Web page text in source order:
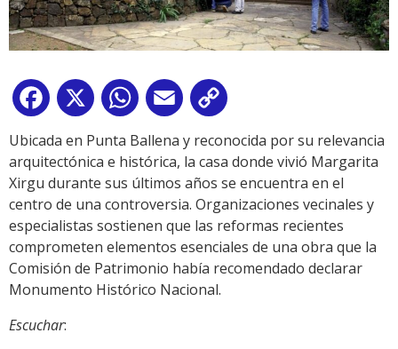
Facebook
X WhatsApp
Email
Link
Ubicada en Punta Ballena y reconocida por su relevancia
arquitectónica e histórica, la casa donde vivió Margarita
Xirgu durante sus últimos años se encuentra en el
centro de una controversia. Organizaciones vecinales y
especialistas sostienen que las reformas recientes
comprometen elementos esenciales de una obra que la
Comisión de Patrimonio había recomendado declarar
Monumento Histórico Nacional.
Escuchar: